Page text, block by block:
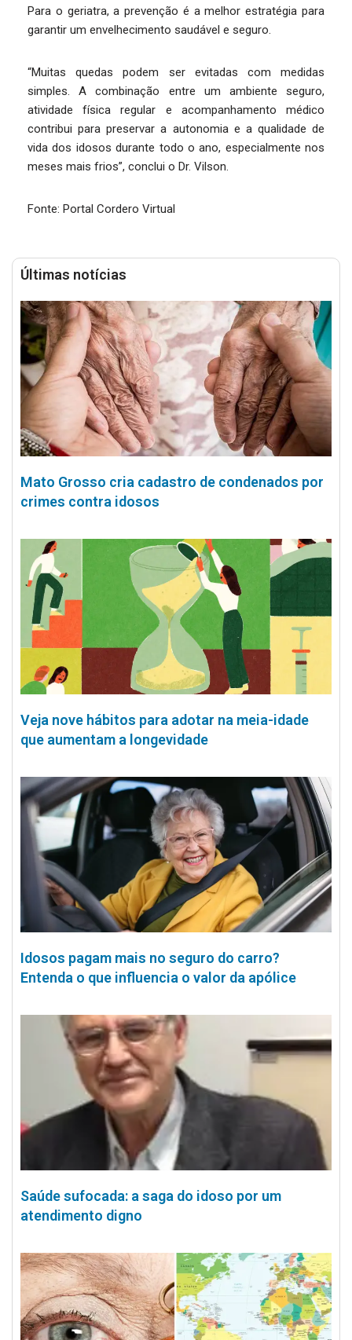
Para o geriatra, a prevenção é a melhor estratégia para
garantir um envelhecimento saudável e seguro.
“Muitas quedas podem ser evitadas com medidas
simples. A combinação entre um ambiente seguro,
atividade física regular e acompanhamento médico
contribui para preservar a autonomia e a qualidade de
vida dos idosos durante todo o ano, especialmente nos
meses mais frios”, conclui o Dr. Vilson.
Fonte: Portal Cordero Virtual
Últimas notícias
Mato Grosso cria cadastro de condenados por
crimes contra idosos
Veja nove hábitos para adotar na meia-idade
que aumentam a longevidade
Idosos pagam mais no seguro do carro?
Entenda o que influencia o valor da apólice
Saúde sufocada: a saga do idoso por um
atendimento digno